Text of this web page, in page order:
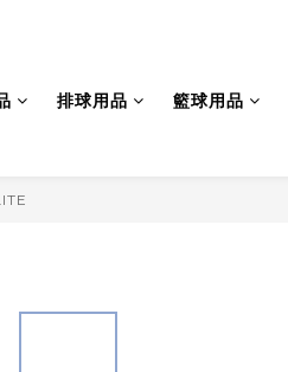
排球用品 籃球用品